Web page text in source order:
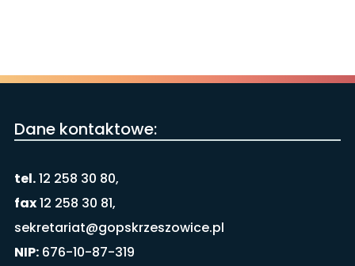
Dane kontaktowe:
tel.12 258 30 80,
fax12 258 30 81,
sekretariat@gopskrzeszowice.pl
NIP:676-10-87-319